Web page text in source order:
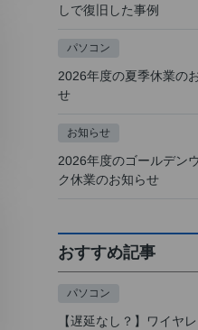
しで復旧した事例
パソコン
2026年度の夏季休業の
せ
お知らせ
2026年度のゴールデン
ク休業のお知らせ
おすすめ記事
パソコン
【遅延なし？】ワイヤ